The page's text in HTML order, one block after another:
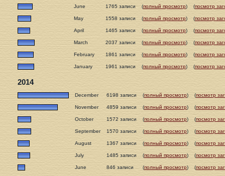
June 1765 записи (полный просмотр) (посмотр
May 1558 записи (полный просмотр) (посмотр
April 1465 записи (полный просмотр) (посмотр
March 2037 записи (полный просмотр) (посмотр
February 1861 записи (полный просмотр) (посмотр
January 1961 записи (полный просмотр) (посмотр
2014
December 6198 записи (полный просмотр) (посмотр
November 4859 записи (полный просмотр) (посмотр
October 1572 записи (полный просмотр) (посмотр
September 1570 записи (полный просмотр) (посмотр
August 1367 записи (полный просмотр) (посмотр
July 1485 записи (полный просмотр) (посмотр
June 846 записи (полный просмотр) (посмотр